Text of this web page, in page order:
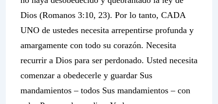
Dios (Romanos 3:10, 23). Por lo tanto, CADA
UNO de ustedes necesita arrepentirse profunda y
amargamente con todo su corazón. Necesita
recurrir a Dios para ser perdonado. Usted necesita
comenzar a obedecerle y guardar Sus
mandamientos – todos Sus mandamientos – con